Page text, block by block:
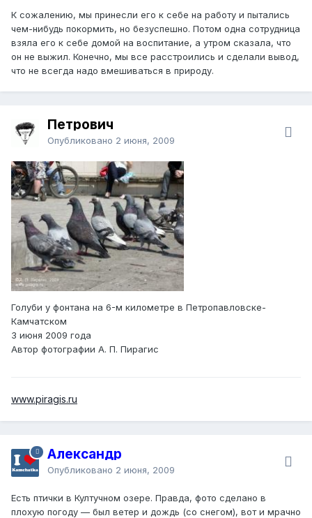
К сожалению, мы принесли его к себе на работу и пытались
чем-нибудь покормить, но безуспешно. Потом одна сотрудница
взяла его к себе домой на воспитание, а утром сказала, что
он не выжил. Конечно, мы все расстроились и сделали вывод,
что не всегда надо вмешиваться в природу.
Петрович
Опубликовано 2 июня, 2009
Голуби у фонтана на 6-м километре в Петропавловске-
Камчатском
3 июня 2009 года
Автор фотографии А. П. Пирагис
www.piragis.ru
Александр
Опубликовано 2 июня, 2009
Есть птички в Култучном озере. Правда, фото сделано в
плохую погоду — был ветер и дождь (со снегом), вот и мрачно